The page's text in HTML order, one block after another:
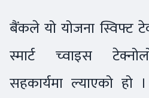
बैंकले यो योजना स्विफ्ट
स्मार्ट च्वाइस
सहकार्यमा ल्याएको हो